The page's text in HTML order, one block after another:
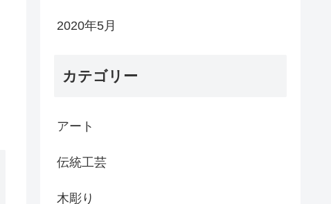
2020年5月
カテゴリー
アート
伝統工芸
木彫り